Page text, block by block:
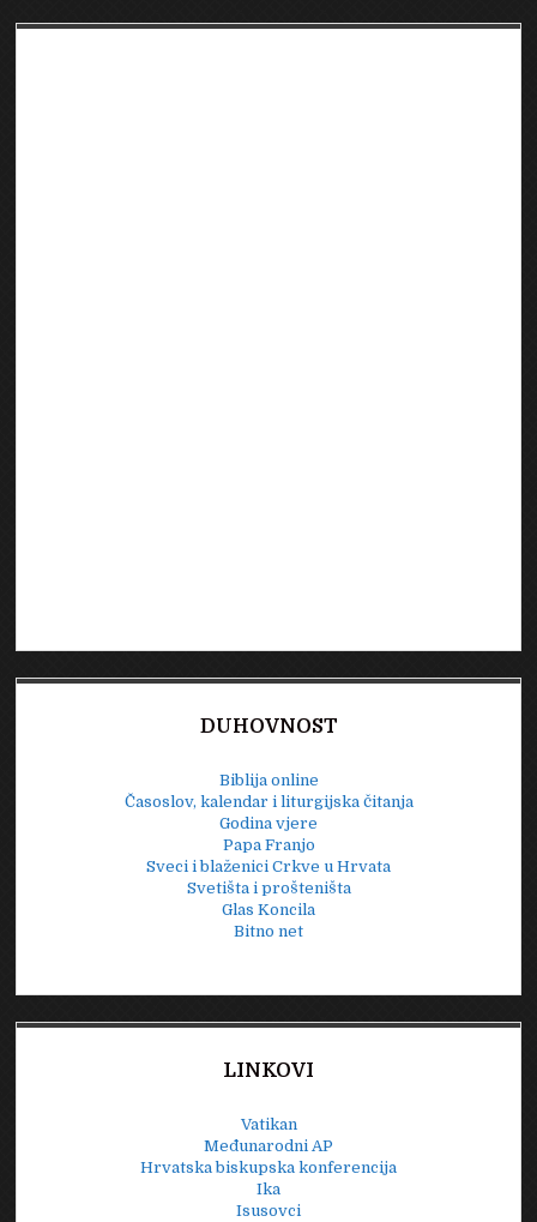
DUHOVNOST
Biblija online
Časoslov, kalendar i liturgijska čitanja
Godina vjere
Papa Franjo
Sveci i blaženici Crkve u Hrvata
Svetišta i prošteništa
Glas Koncila
Bitno net
LINKOVI
Vatikan
Međunarodni AP
Hrvatska biskupska konferencija
Ika
Isusovci